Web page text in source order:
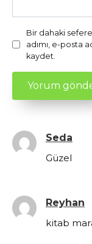
Bir dahaki
adımı, e-posta
kaydet.
Seda
Güzel
Reyhan
kitab